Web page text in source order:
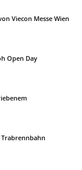
Viecon Messe Wien
Open Day